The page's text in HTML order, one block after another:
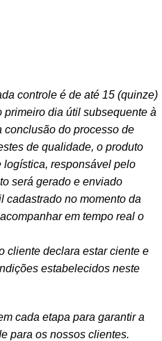
controle é de até 15 (quinze)
dia útil subsequente à
conclusão do processo de
de qualidade, o produto
logística, responsável pelo
será gerado e enviado
cadastrado no momento da
em tempo real o
cliente declara estar ciente e
estabelecidos neste
cada etapa para garantir a
para os nossos clientes.